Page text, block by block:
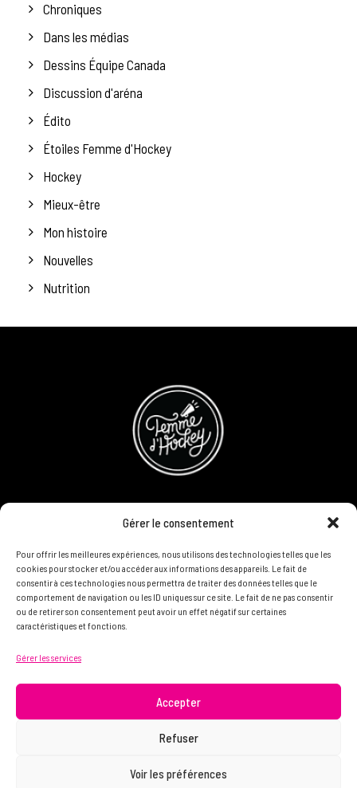
Gérer le consentement
Pour offrir les meilleures expériences, nous utilisons des technologies telles que les
cookies pour stocker et/ou accéder aux informations des appareils. Le fait de
consentir à ces technologies nous permettra de traiter des données telles que le
comportement de navigation ou les ID uniques sur ce site. Le fait de ne pas consentir
ou de retirer son consentement peut avoir un effet négatif sur certaines
caractéristiques et fonctions.
Gérer les services
Accepter
Refuser
Voir les préférences
Chroniques
Dans les médias
Dessins Équipe Canada
Discussion d'aréna
Édito
Étoiles Femme d'Hockey
Hockey
Mieux-être
Mon histoire
Nouvelles
Nutrition
CONCOURS
DEVENIR PARTENAIRE
POLITIQUE DE CONFIDENTIALITÉ
info@femme.hockey
© 2021 FEMME D’HOCKEY | Tous droits réservés.